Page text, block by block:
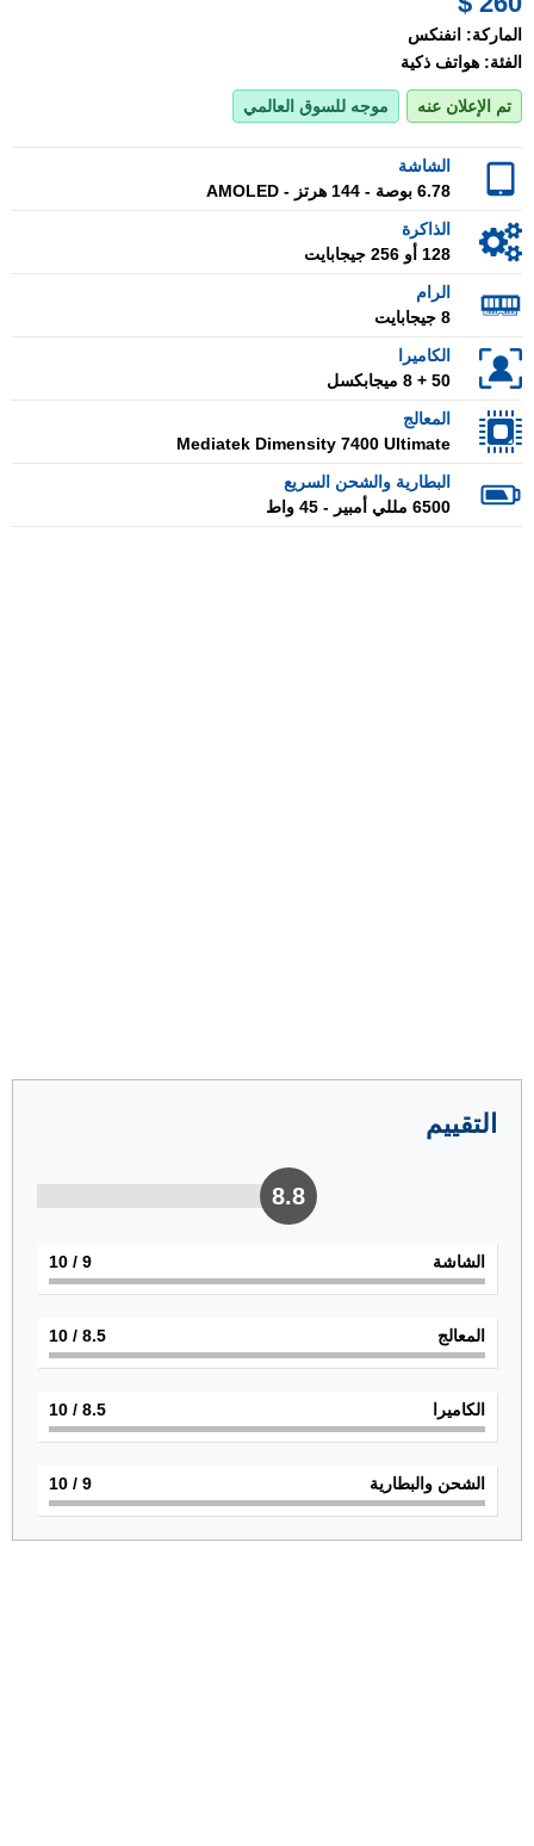
الماركة: انفنكس
الفئة: هواتف ذكية
تم الإعلان عنه موجه للسوق العالمي
الشاشة
6.78 بوصة - 144 هرتز - AMOLED
الذاكرة
128 أو 256 جيجابايت
الرام
8 جيجابايت
الكاميرا
50 + 8 ميجابكسل
المعالج
Mediatek Dimensity 7400 Ultimate
البطارية والشحن السريع
6500 مللي أمبير - 45 واط
التقييم
8.8
الشاشة 9
/ 10
المعالج 8.5
/ 10
الكاميرا 8.5
/ 10
الشحن والبطارية 9
/ 10